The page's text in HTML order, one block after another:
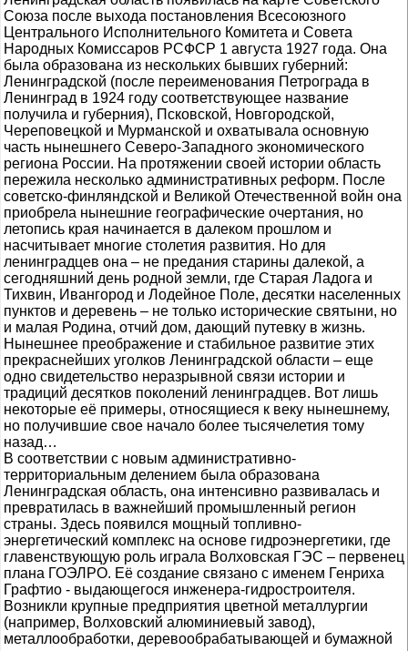
Союза после выхода постановления Всесоюзного
Центрального Исполнительного Комитета и Совета
Народных Комиссаров РСФСР 1 августа 1927 года. Она
была образована из нескольких бывших губерний:
Ленинградской (после переименования Петрограда в
Ленинград в 1924 году соответствующее название
получила и губерния), Псковской, Новгородской,
Череповецкой и Мурманской и охватывала основную
часть нынешнего Северо-Западного экономического
региона России. На протяжении своей истории область
пережила несколько административных реформ. После
советско-финляндской и Великой Отечественной войн она
приобрела нынешние географические очертания, но
летопись края начинается в далеком прошлом и
насчитывает многие столетия развития. Но для
ленинградцев она – не предания старины далекой, а
сегодняшний день родной земли, где Старая Ладога и
Тихвин, Ивангород и Лодейное Поле, десятки населенных
пунктов и деревень – не только исторические святыни, но
и малая Родина, отчий дом, дающий путевку в жизнь.
Нынешнее преображение и стабильное развитие этих
прекраснейших уголков Ленинградской области – еще
одно свидетельство неразрывной связи истории и
традиций десятков поколений ленинградцев. Вот лишь
некоторые её примеры, относящиеся к веку нынешнему,
но получившие свое начало более тысячелетия тому
назад…
В соответствии с новым административно-
территориальным делением была образована
Ленинградская область, она интенсивно развивалась и
превратилась в важнейший промышленный регион
страны. Здесь появился мощный топливно-
энергетический комплекс на основе гидроэнергетики, где
главенствующую роль играла Волховская ГЭС – первенец
плана ГОЭЛРО. Её создание связано с именем Генриха
Графтио - выдающегося инженера-гидростроителя.
Возникли крупные предприятия цветной металлургии
(например, Волховский алюминиевый завод),
металлообработки, деревообрабатывающей и бумажной